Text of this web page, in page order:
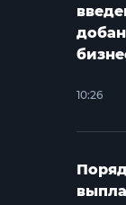
10:26